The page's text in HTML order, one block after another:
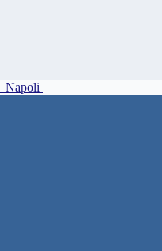
Napoli